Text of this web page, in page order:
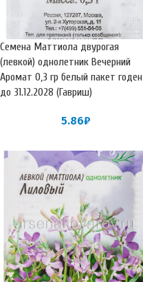
Семена Маттиола двурогая
(левкой) однолетник Вечерний
Аромат 0,3 гр белый пакет годен
до 31.12.2028 (Гавриш)
5.86₽